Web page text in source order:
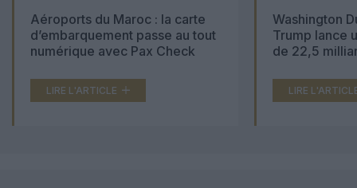
Aéroports du Maroc : la carte
d’embarquement passe au tout
numérique avec Pax Check
LIRE L'ARTICLE
Washington
Trump lance
de 22,5
LIRE